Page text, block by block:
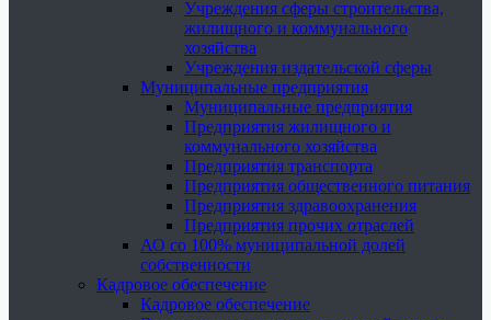
Учреждения сферы строительства,
жилищного и коммунального
хозяйства
Учреждения издательской сферы
Муниципальные предприятия
Муниципальные предприятия
Предприятия жилищного и
коммунального хозяйства
Предприятия транспорта
Предприятия общественного питания
Предприятия здравоохранения
Предприятия прочих отраслей
АО со 100% муниципальной долей
собственности
Кадровое обеспечение
Кадровое обеспечение